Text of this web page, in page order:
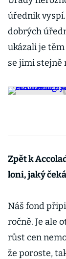
úředník
dobrých
ukázali je
se jimi stejně
Zpět k
loni, jaký
Náš fond
ročně. Je ale
růst cen
že poroste,